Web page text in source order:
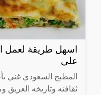
اسهل طريقة لعمل
على
المطبخ السعودي غني
ثقافته وتاريخه العريق